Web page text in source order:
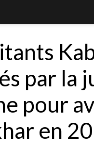
par la
pour
en